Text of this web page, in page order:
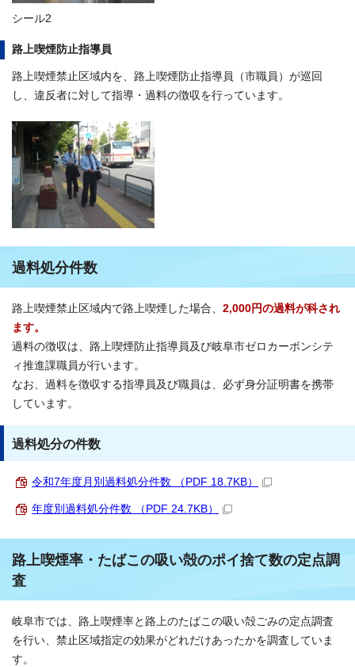
シール2
路上喫煙防止指導員
路上喫煙禁止区域内を、路上喫煙防止指導員（市職員）が巡回
し、違反者に対して指導・過料の徴収を行っています。
過料処分件数
路上喫煙禁止区域内で路上喫煙した場合、 2,000円の過料が科され
ます。
過料の徴収は、路上喫煙防止指導員及び岐阜市ゼロカーボンシテ
ィ推進課職員が行います。
なお、過料を徴収する指導員及び職員は、必ず身分証明書を携帯
しています。
過料処分の件数
令和7年度月別過料処分件数 （PDF 18.7KB）
年度別過料処分件数 （PDF 24.7KB）
路上喫煙率・たばこの吸い殻のポイ捨て数の定点調
査
岐阜市では、路上喫煙率と路上のたばこの吸い殻ごみの定点調査
を行い、禁止区域指定の効果がどれだけあったかを調査していま
す。